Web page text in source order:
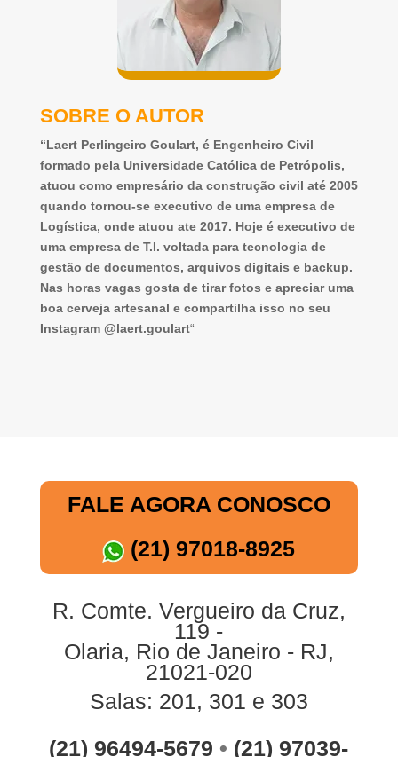
SOBRE O AUTOR
“Laert Perlingeiro Goulart, é Engenheiro Civil
formado pela Universidade Católica de Petrópolis,
atuou como empresário da construção civil até 2005
quando tornou-se executivo de uma empresa de
Logística, onde atuou ate 2017. Hoje é executivo de
uma empresa de T.I. voltada para tecnologia de
gestão de documentos, arquivos digitais e backup.
Nas horas vagas gosta de tirar fotos e apreciar uma
boa cerveja artesanal e compartilha isso no seu
Instagram @laert.goulart“
FALE AGORA CONOSCO
(21) 97018-8925
R. Comte. Vergueiro da Cruz,
119 -
Olaria, Rio de Janeiro - RJ,
21021-020
Salas: 201, 301 e 303
(21) 96494-5679 • (21) 97039-